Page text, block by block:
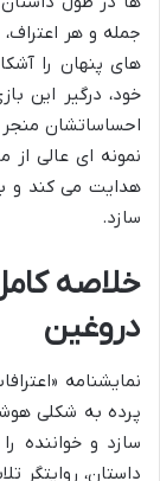
جمله و هر
های پنهان را
خود، درگیر این
احساساتشان منجر
نمونه ای عالی از
هدایت می کند و
سازد.
خلاصه
دروغین
نمایشنامه
پرده به شکلی
سازد و خواننده
داستان،